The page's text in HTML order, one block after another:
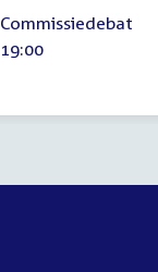
november
2025
Commissiedebat
Tijd
19:00